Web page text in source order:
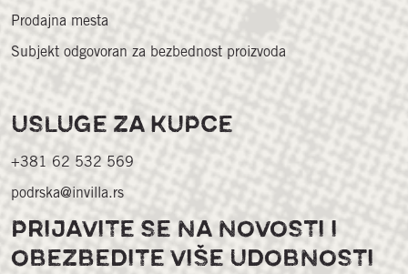
Prodajna mesta
Subjekt odgovoran za bezbednost proizvoda
USLUGE ZA KUPCE
+381 62 532 569
podrska@invilla.rs
PRIJAVITE SE NA NOVOSTI I
OBEZBEDITE VIŠE UDOBNOSTI